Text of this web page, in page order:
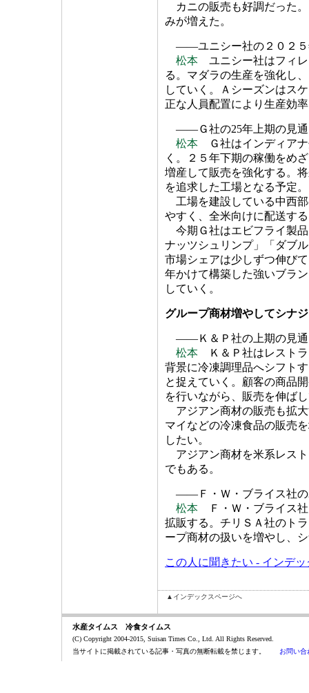
カニの販売も好調だった
みが増えた。
――ユニシー社の２０２５
松本 ユニシー社はフィ
る。マダラの生産を強化し
していく。Ａシーズンはス
正な人員配置により生産効
――Ｇ社の25年上期の見通
松本 Ｇ社はインディア
く。２５年下期の稼働をめ
増産して販売を強化する。
を追求した工場となる予定。
工場を建設している中西
やすく、全米向けに配送す
今期Ｇ社はエビフライ製
ナッツシュリンプ」「ダブ
市場シェアは少しずつ伸び
年かけて構築した強いブラ
していく。
グループ商材増やしてシナ
――Ｋ＆Ｐ社の上期の見通
松本 Ｋ＆Ｐ社はレストラ
背景に冷凍調理品へシフト
と捉えていく。顧客の商品
を行いながら、販売を伸ば
アジアン商材の販売も拡
マイなどの冷凍食品の販売
したい。
アジアン商材を米系レス
でもある。
――Ｆ・Ｗ・ブライス社の
松本 Ｆ・Ｗ・ブライス社
拡販する。チリＳＡ社のト
ープ商材の扱いを増やし、
この人に聞きたい - インデ
▲インデックスページへ
水産タイムス 冷食タイムス
(C) Copyright 2004-2015, Suisan Times Co., Ltd. All Rights Reserved.
当サイトに掲載されている記事・写真の無断転載を禁じます。 お問い合